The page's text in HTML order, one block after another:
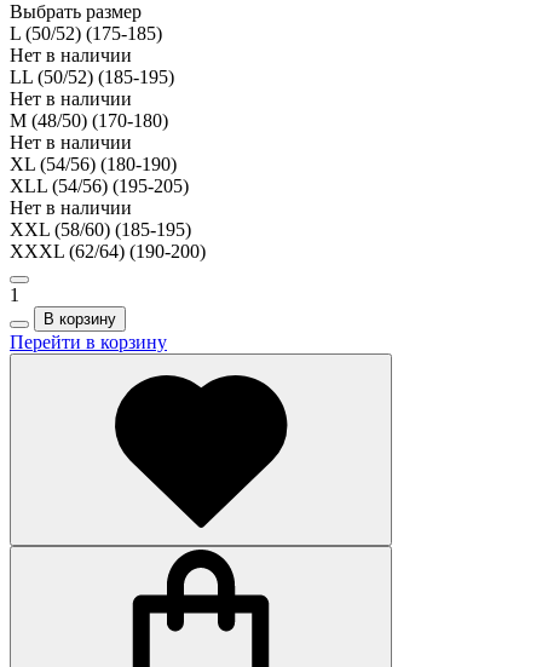
Выбрать размер
L (50/52) (175-185)
Нет в наличии
LL (50/52) (185-195)
Нет в наличии
M (48/50) (170-180)
Нет в наличии
XL (54/56) (180-190)
XLL (54/56) (195-205)
Нет в наличии
XXL (58/60) (185-195)
XXXL (62/64) (190-200)
1
В корзину
Перейти в корзину